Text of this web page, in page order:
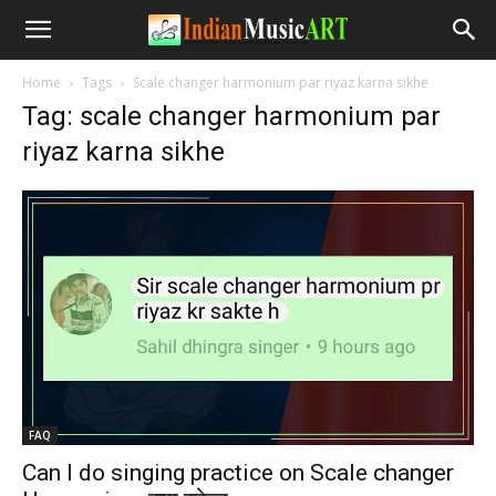
Home Tags Scale changer harmonium par riyaz karna sikhe
Tag: scale changer harmonium par
riyaz karna sikhe
FAQ
Can I do singing practice on Scale changer